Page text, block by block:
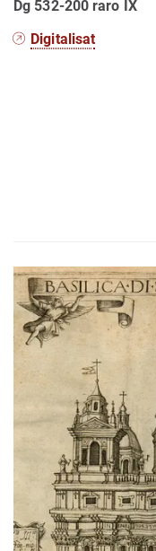
Dg 532-200 raro IX
Digitalisat